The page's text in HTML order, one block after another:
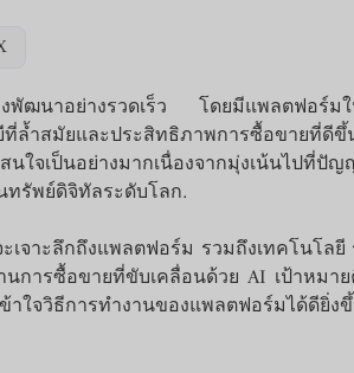
งพัฒนาอย่างรวดเร็ว โดยมีแพลตฟอร์
ที่ล้ำสมัยและประสิทธิภาพการซื้อขายที่
ใจเป็นอย่างมากเนื่องจากมุ่งเน้นไปที่ปั
ทรัพย์ดิจิทัลระดับโลก.
เจาะลึกถึงแพลตฟอร์ม รวมถึงเทคโนโล
นการซื้อขายที่ขับเคลื่อนด้วย AI เป้าหมา
าใจวิธีการทำงานของแพลตฟอร์มได้ดียิ่ง